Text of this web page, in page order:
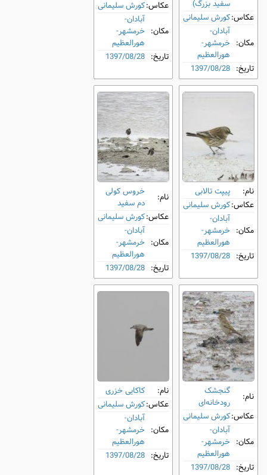
سفید بزرگ)
عکاس:کورش سلیمانی
مکان:
آبادان-
خرمشهر-
هورالعظیم
تاریخ: 1397/08/28
عکاس:کورش سلیمانی
مکان:
آبادان-
خرمشهر-
هورالعظیم
تاریخ: 1397/08/28
نام:
پیپت تالابی
عکاس:کورش سلیمانی
مکان:
آبادان-
خرمشهر-
هورالعظیم
تاریخ: 1397/08/28
نام:
خروس کولی
دم‌ سفید
عکاس:کورش سلیمانی
مکان:
آبادان-
خرمشهر-
هورالعظیم
تاریخ: 1397/08/28
نام:
گنجشک
رودخانه‌ای
عکاس:کورش سلیمانی
مکان:
آبادان-
خرمشهر-
هورالعظیم
تاریخ: 1397/08/28
نام:
کاکایی خزری
عکاس:کورش سلیمانی
مکان:
آبادان-
خرمشهر-
هورالعظیم
تاریخ: 1397/08/28